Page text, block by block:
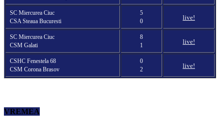
SC Miercurea Ciuc
CSA Steaua Bucuresti
5
0
live!
SC Miercurea Ciuc
CSM Galati
8
1
live!
CSHC Fenestela 68
CSM Corona Brasov
0
2
live!
VREMEA